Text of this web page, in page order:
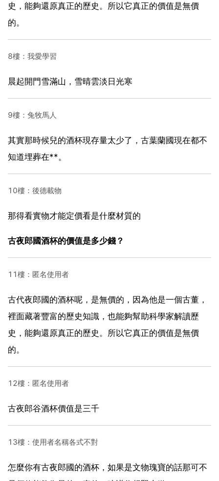
史，能夠還原真正的歷史。所以它真正的價值是無價
的。
8樓：我愛學習
晨起開門雪滿山，雪晴雲淡日光寒
9樓：兔牧馬人
其實那時候兒的酒杯現存量太少了，古葉蘭國現在都不
知道埋葬在**。
10樓：後德載物
那得看實物才能定價看是什麼材質的
古夜郎國酒杯的價值是多少錢？
11樓：匿名使用者
古代夜郎國的酒杯呢，是無價的，因為他是一個古董，
裡面藏著豐富的歷史知識，也能夠幫助科學家解讀歷
史，能夠還原真正的歷史。所以它真正的價值是無價
的。
12樓：匿名使用者
古夜郎谷酒杯價值是三千
13樓：使用者名稱各式不對
怎麼你有古夜郎國的酒杯，如果是文物瑰寶的話那可不